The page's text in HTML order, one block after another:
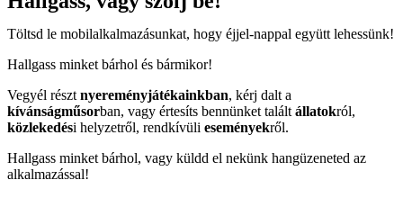
Töltsd le mobilalkalmazásunkat, hogy éjjel-nappal együtt lehessünk!
Hallgass minket bárhol és bármikor!
Vegyél részt nyereményjátékainkban, kérj dalt a
kívánságműsorban, vagy értesíts bennünket talált állatokról,
közlekedési helyzetről, rendkívüli eseményekről.
Hallgass minket bárhol, vagy küldd el nekünk hangüzeneted az
alkalmazással!